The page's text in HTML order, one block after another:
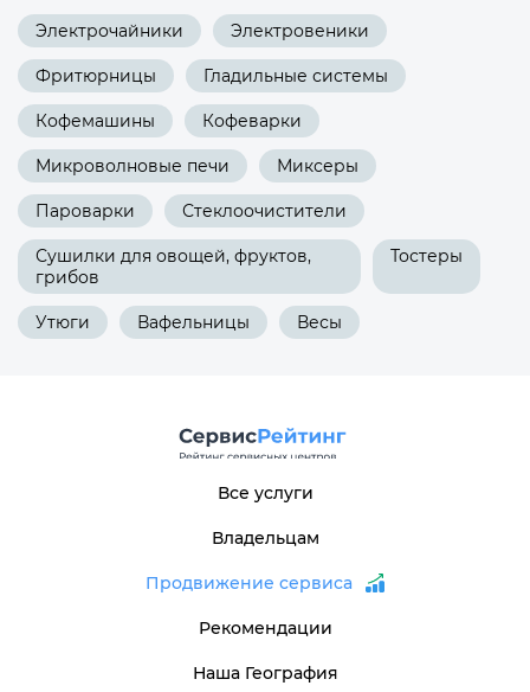
Электрочайники Электровеники
Фритюрницы Гладильные системы
Кофемашины Кофеварки
Микроволновые печи Миксеры
Пароварки Стеклоочистители
Сушилки для овощей, фруктов,
грибов
Тостеры
Утюги Вафельницы Весы
Все услуги
Владельцам
Продвижение сервиса
Рекомендации
Наша География